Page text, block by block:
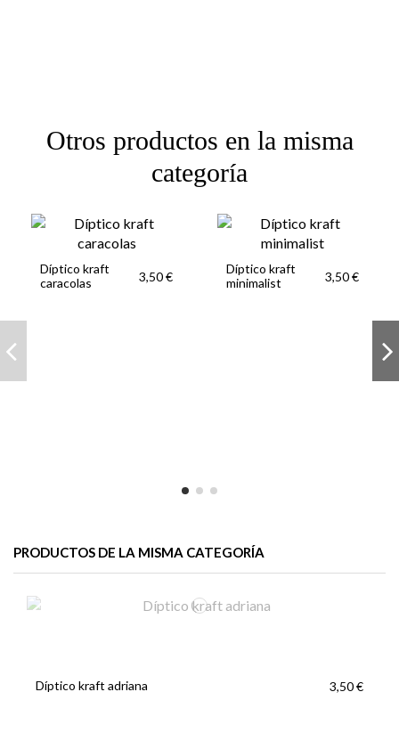
Otros productos en la misma
categoría
Díptico kraft
caracolas
3,50 €
Díptico kraft
minimalist
3,50 €
PRODUCTOS DE LA MISMA CATEGORÍA
Díptico kraft adriana 3,50 €